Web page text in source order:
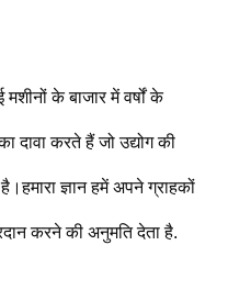
के बाजार में वर्षों के
दावा करते हैं जो उद्योग की
ज्ञान हमें अपने ग्राहकों
करने की अनुमति देता है.